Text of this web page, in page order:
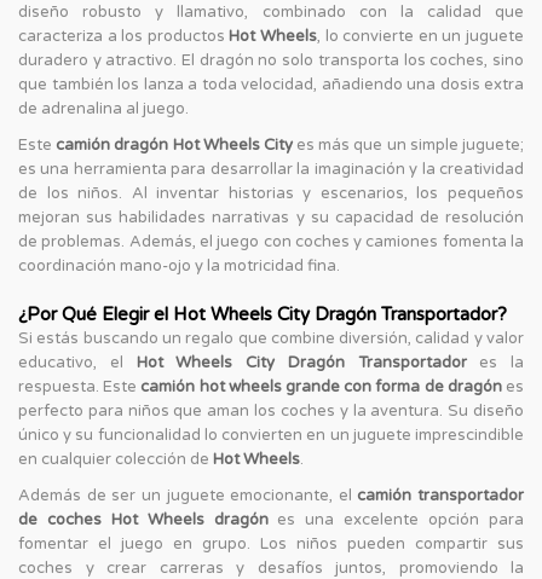
diseño robusto y llamativo, combinado con la calidad que
caracteriza a los productosHot Wheels, lo convierte en un juguete
duradero y atractivo. El dragón no solo transporta los coches, sino
que también los lanza a toda velocidad, añadiendo una dosis extra
de adrenalina al juego.
Este camión dragón Hot Wheels Cityes más que un simple juguete;
es una herramienta para desarrollar la imaginación y la creatividad
de los niños. Al inventar historias y escenarios, los pequeños
mejoran sus habilidades narrativas y su capacidad de resolución
de problemas. Además, el juego con coches y camiones fomenta la
coordinación mano-ojo y la motricidad fina.
¿Por Qué Elegir el Hot Wheels City Dragón Transportador?
Si estás buscando un regalo que combine diversión, calidad y valor
educativo, el Hot Wheels City Dragón Transportadores la
respuesta. Este camión hot wheels grande con forma de dragónes
perfecto para niños que aman los coches y la aventura. Su diseño
único y su funcionalidad lo convierten en un juguete imprescindible
en cualquier colección de Hot Wheels.
Además de ser un juguete emocionante, el camión transportador
de coches Hot Wheels dragónes una excelente opción para
fomentar el juego en grupo. Los niños pueden compartir sus
coches y crear carreras y desafíos juntos, promoviendo la